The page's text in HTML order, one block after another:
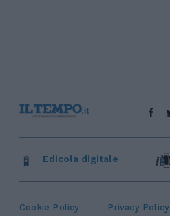
Cookie Policy Privacy Policy
Edicola digitale